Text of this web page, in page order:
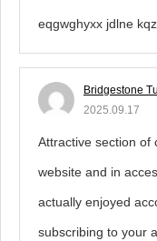
eqgwghyxx jdlne
Bridgestone
2025.09.17
Attractive section of
website and in
actually enjoyed
subscribing to your